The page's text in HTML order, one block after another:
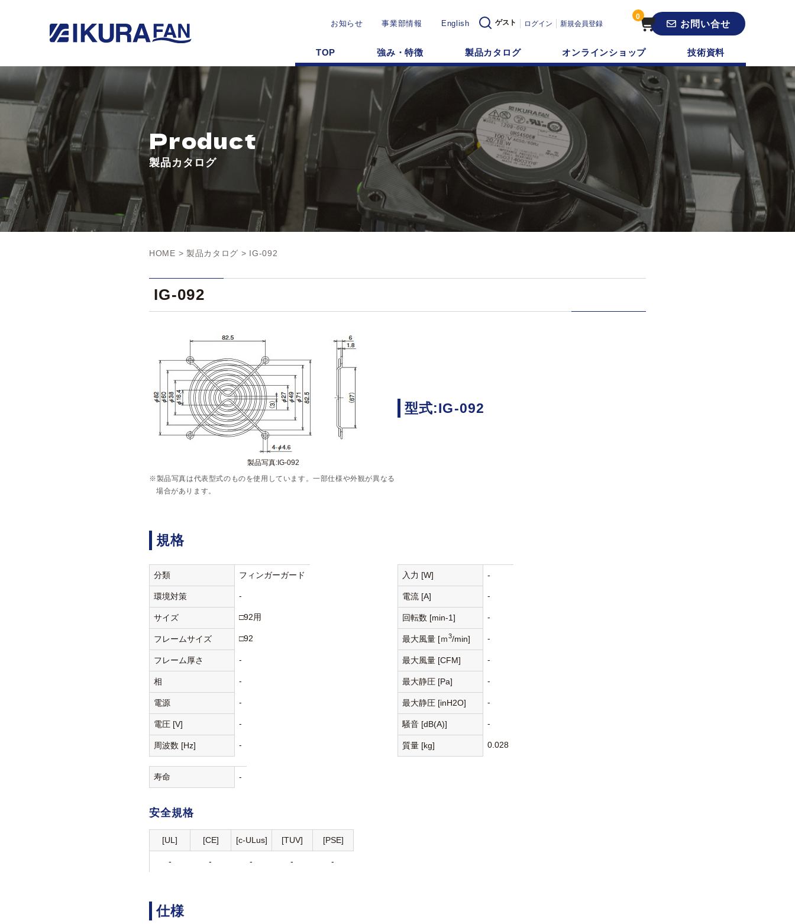
お知らせ 事業部情報 English ゲスト ログイン 新規会員登録
0
お問い合せ
TOP 強み・特徴 製品カタログ オンラインショップ 技術資料
Product
製品カタログ
HOME > 製品カタログ > IG-092
IG-092
製品写真:IG-092
※製品写真は代表型式のものを使用しています。一部仕様や外観が異なる
場合があります。
型式:IG-092
規格
分類 フィンガーガード
環境対策 -
サイズ □92用
フレームサイズ □92
フレーム厚さ -
相 -
電源 -
電圧 [V] -
周波数 [Hz] -
入力 [W] -
電流 [A] -
回転数 [min-1] -
最大風量 [ｍ3/min] -
最大風量 [CFM] -
最大静圧 [Pa] -
最大静圧 [inH2O] -
騒音 [dB(A)] -
質量 [kg] 0.028
寿命 -
安全規格
[UL] [CE] [c-ULus] [TUV] [PSE]
- - - - -
仕様